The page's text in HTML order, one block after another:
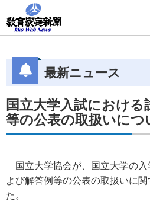
最新ニュース
国立大学入試における
等の公表の取扱いにつ
国立大学協会が、国立大学の
よび解答例等の公表の取扱いに
た。